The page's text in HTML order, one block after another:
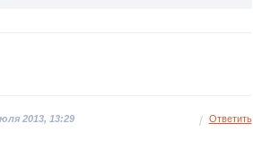
2013, 13:29 Ответить